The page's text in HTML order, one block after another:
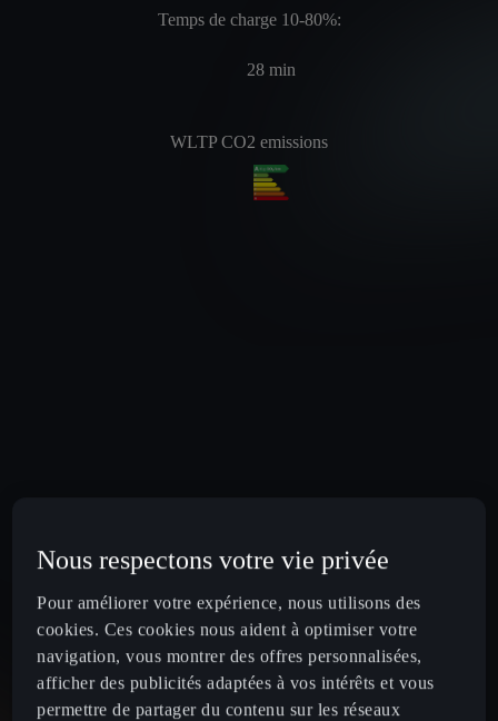
Temps de charge 10-80%:
28 min
WLTP CO2 emissions
Nous respectons votre vie privée
Pour améliorer votre expérience, nous utilisons des
cookies. Ces cookies nous aident à optimiser votre
navigation, vous montrer des offres personnalisées,
afficher des publicités adaptées à vos intérêts et vous
permettre de partager du contenu sur les réseaux